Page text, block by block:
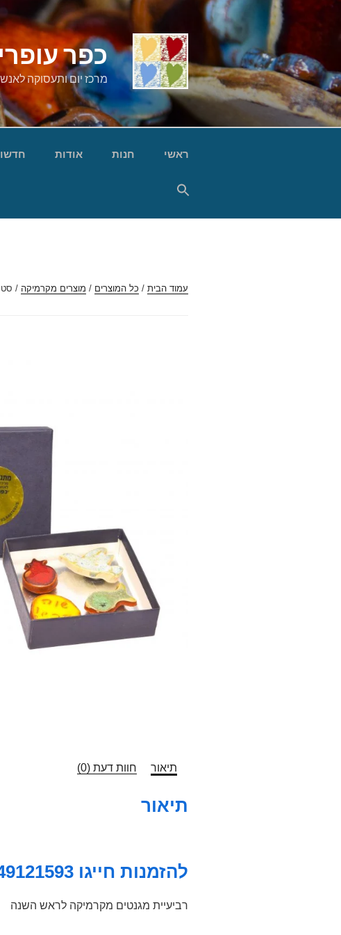
דילוג
לתוכן
כפר
מרכז יום ותעסוקה
ראשי חנות אודות
עמוד הבית / כל המוצרים / מוצרים מקרמיקה / סט
תיאור חוות דעת (0)
תיאור
להזמנות חייגו 0549121593
רביעיית מגנטים מקרמיקה לראש השנה